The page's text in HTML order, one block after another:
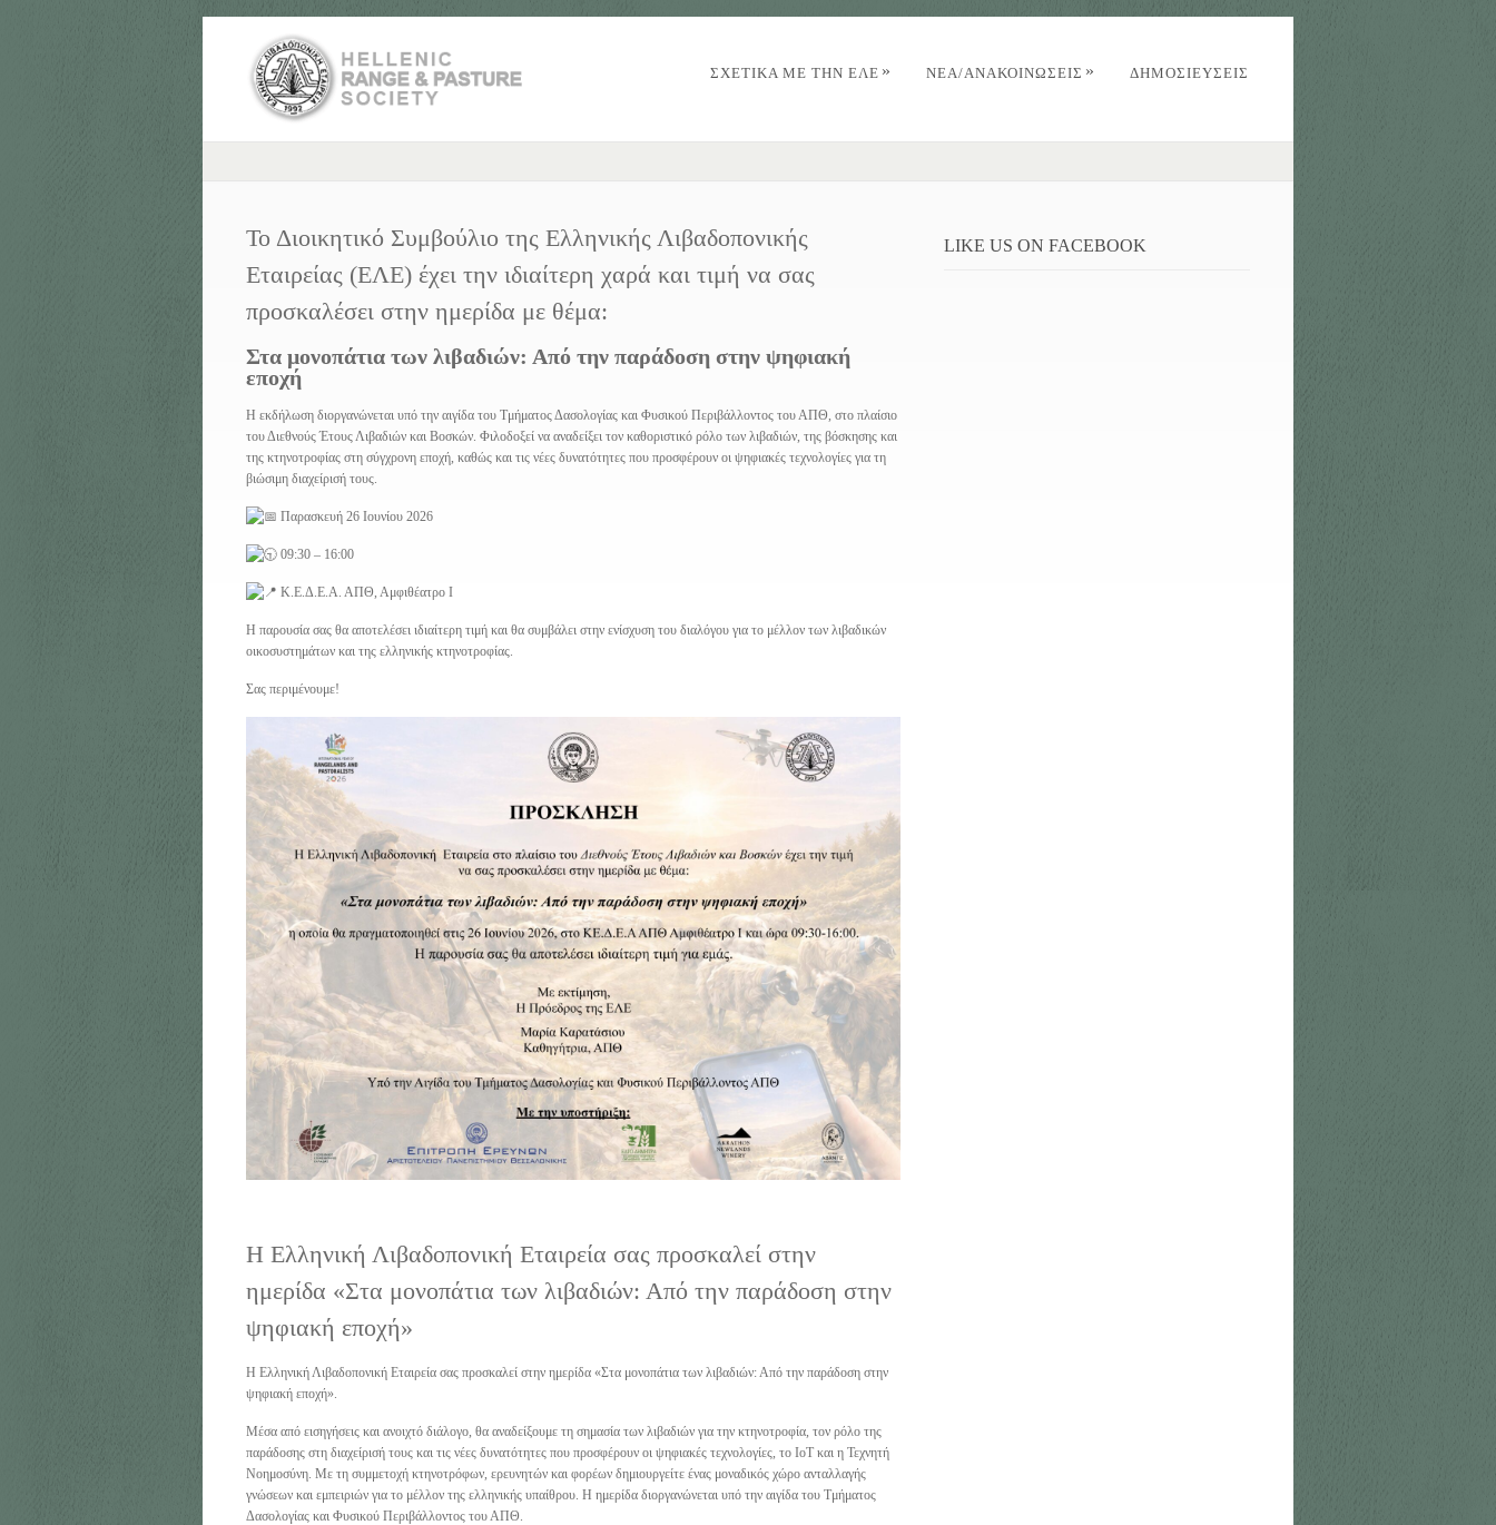
ΣΧΕΤΙΚΑ ΜΕ ΤΗΝ ΕΛΕ » NΈΑ/AΝΑΚΟΙΝΏΣΕΙΣ » ΔΗΜΟΣΙΕΥΣΕΙΣ
Το Διοικητικό Συμβούλιο της Ελληνικής Λιβαδοπονικής
Εταιρείας (ΕΛΕ) έχει την ιδιαίτερη χαρά και τιμή να σας
προσκαλέσει στην ημερίδα με θέμα:
Στα μονοπάτια των λιβαδιών: Από την παράδοση στην ψηφιακή
εποχή
Η εκδήλωση διοργανώνεται υπό την αιγίδα του Τμήματος Δασολογίας και Φυσικού Περιβάλλοντος του ΑΠΘ, στο πλαίσιο
του Διεθνούς Έτους Λιβαδιών και Βοσκών. Φιλοδοξεί να αναδείξει τον καθοριστικό ρόλο των λιβαδιών, της βόσκησης και
της κτηνοτροφίας στη σύγχρονη εποχή, καθώς και τις νέες δυνατότητες που προσφέρουν οι ψηφιακές τεχνολογίες για τη
βιώσιμη διαχείρισή τους.
Παρασκευή 26 Ιουνίου 2026
09:30 – 16:00
Κ.Ε.Δ.Ε.Α. ΑΠΘ, Αμφιθέατρο Ι
Η παρουσία σας θα αποτελέσει ιδιαίτερη τιμή και θα συμβάλει στην ενίσχυση του διαλόγου για το μέλλον των λιβαδικών
οικοσυστημάτων και της ελληνικής κτηνοτροφίας.
Σας περιμένουμε!
Η Ελληνική Λιβαδοπονική Εταιρεία σας προσκαλεί στην
ημερίδα «Στα μονοπάτια των λιβαδιών: Από την παράδοση στην
ψηφιακή εποχή»
Η Ελληνική Λιβαδοπονική Εταιρεία σας προσκαλεί στην ημερίδα «Στα μονοπάτια των λιβαδιών: Από την παράδοση στην
ψηφιακή εποχή».
Μέσα από εισηγήσεις και ανοιχτό διάλογο, θα αναδείξουμε τη σημασία των λιβαδιών για την κτηνοτροφία, τον ρόλο της
παράδοσης στη διαχείρισή τους και τις νέες δυνατότητες που προσφέρουν οι ψηφιακές τεχνολογίες, το IoT και η Τεχνητή
Νοημοσύνη. Με τη συμμετοχή κτηνοτρόφων, ερευνητών και φορέων δημιουργείτε ένας μοναδικός χώρο ανταλλαγής
γνώσεων και εμπειριών για το μέλλον της ελληνικής υπαίθρου. Η ημερίδα διοργανώνεται υπό την αιγίδα του Τμήματος
Δασολογίας και Φυσικού Περιβάλλοντος του ΑΠΘ.
LIKE US ON FACEBOOK